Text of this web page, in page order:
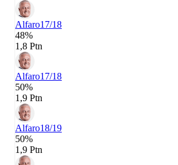
Alfaro17/18
48%
1,8 Ptn
Alfaro17/18
50%
1,9 Ptn
Alfaro18/19
50%
1,9 Ptn